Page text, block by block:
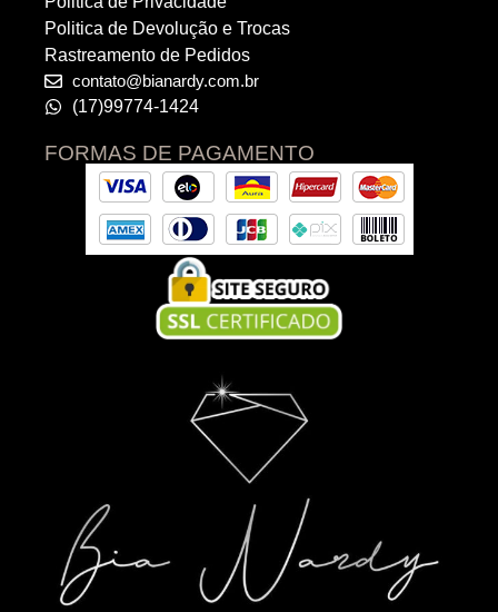
Politica de Devolução e Trocas
Rastreamento de Pedidos
contato@bianardy.com.br
(17)99774-1424
FORMAS DE PAGAMENTO